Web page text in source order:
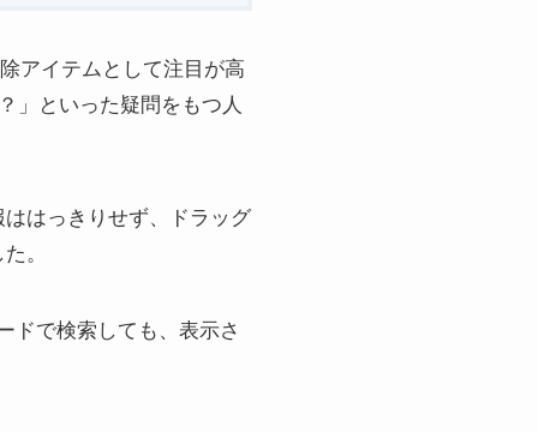
アイテムとして注目が高
」といった疑問をもつ人
はっきりせず、ドラッグ
。
ドで検索しても、表示さ